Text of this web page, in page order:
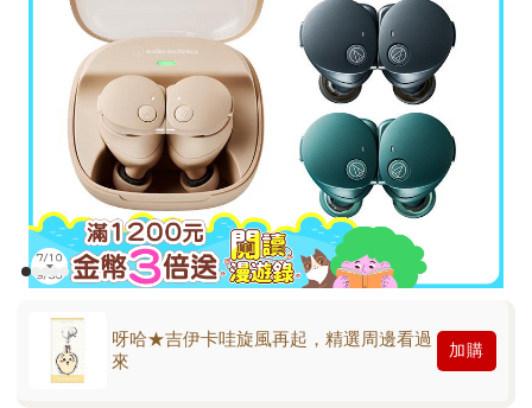
呀哈★吉伊卡哇旋風再起，精選周邊看過
來
加購